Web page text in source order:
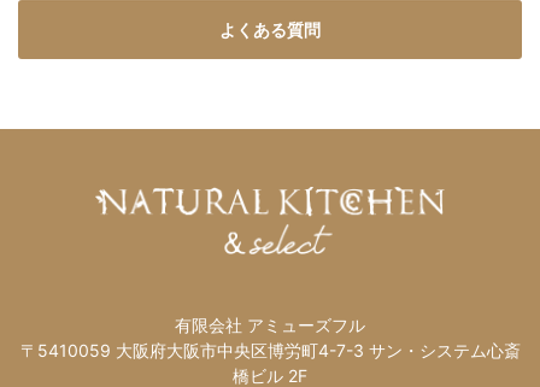
よくある質問
有限会社 アミューズフル
〒5410059 大阪府大阪市中央区博労町4-7-3 サン・システム心斎
橋ビル 2F